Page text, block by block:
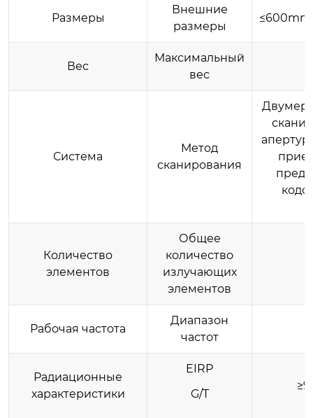
Размеры
Внешние
размеры
Вес
Максимальный
вес
Система
Метод
сканирования
Количество
элементов
Общее
количество
излучающих
элементов
Рабочая частота
Диапазон
частот
Радиационные
характеристики
EIRP
G/T